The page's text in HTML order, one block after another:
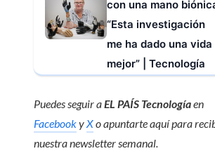
con una mano
“Esta investigación
me ha dado una vida
mejor” | Tecnología
Puedes seguir aEL PAÍS Tecnologíaen
FacebookyXo apuntarte aquí para
nuestranewsletter semanal.